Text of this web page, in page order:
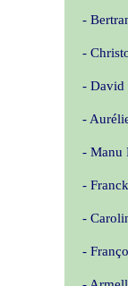
-
-
- David
-
- Manu
-
-
-